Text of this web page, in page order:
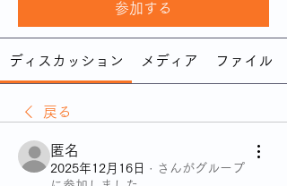
参加する
ディスカッション メディア ファイル
戻る
匿名
2025年12月16日 ·
さんがグループ